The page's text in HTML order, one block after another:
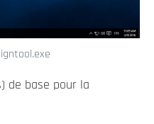
de base pour la